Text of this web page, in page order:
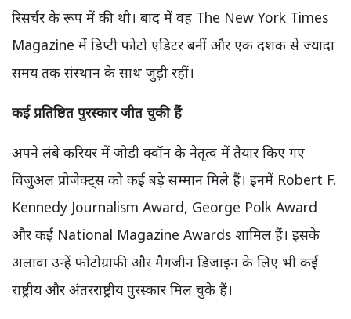
रिसर्चर के रूप में की थी। बाद में वह The New York Times
Magazine में डिप्टी फोटो एडिटर बनीं और एक दशक से ज्यादा
समय तक संस्थान के साथ जुड़ी रहीं।
कई प्रतिष्ठित पुरस्कार जीत चुकी हैं
अपने लंबे करियर में जोडी क्वॉन के नेतृत्व में तैयार किए गए
विजुअल प्रोजेक्ट्स को कई बड़े सम्मान मिले हैं। इनमें Robert F.
Kennedy Journalism Award, George Polk Award
और कई National Magazine Awards शामिल हैं। इसके
अलावा उन्हें फोटोग्राफी और मैगजीन डिजाइन के लिए भी कई
राष्ट्रीय और अंतरराष्ट्रीय पुरस्कार मिल चुके हैं।